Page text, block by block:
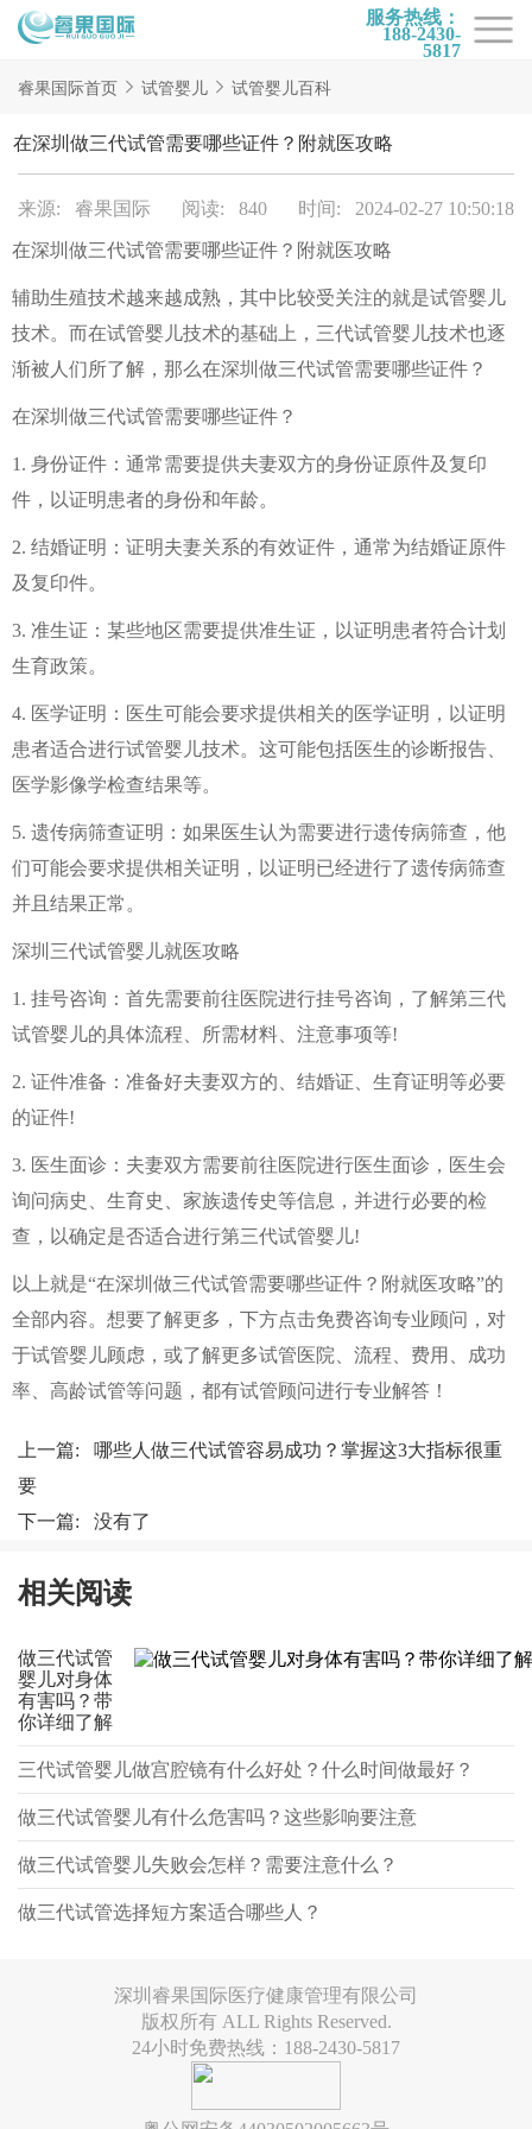
服务热线：
188-2430-
5817
首页
试管项目
试管百科
睿果国际
睿果国际首页 试管婴儿 试管婴儿百科
在深圳做三代试管需要哪些证件？附就医攻略
来源: 睿果国际 阅读: 840 时间: 2024-02-27 10:50:18
在深圳做三代试管需要哪些证件？附就医攻略
辅助生殖技术越来越成熟，其中比较受关注的就是试管婴儿
技术。而在试管婴儿技术的基础上，三代试管婴儿技术也逐
渐被人们所了解，那么在深圳做三代试管需要哪些证件？
在深圳做三代试管需要哪些证件？
1. 身份证件：通常需要提供夫妻双方的身份证原件及复印
件，以证明患者的身份和年龄。
2. 结婚证明：证明夫妻关系的有效证件，通常为结婚证原件
及复印件。
3. 准生证：某些地区需要提供准生证，以证明患者符合计划
生育政策。
4. 医学证明：医生可能会要求提供相关的医学证明，以证明
患者适合进行试管婴儿技术。这可能包括医生的诊断报告、
医学影像学检查结果等。
5. 遗传病筛查证明：如果医生认为需要进行遗传病筛查，他
们可能会要求提供相关证明，以证明已经进行了遗传病筛查
并且结果正常。
深圳三代试管婴儿就医攻略
1. 挂号咨询：首先需要前往医院进行挂号咨询，了解第三代
试管婴儿的具体流程、所需材料、注意事项等!
2. 证件准备：准备好夫妻双方的、结婚证、生育证明等必要
的证件!
3. 医生面诊：夫妻双方需要前往医院进行医生面诊，医生会
询问病史、生育史、家族遗传史等信息，并进行必要的检
查，以确定是否适合进行第三代试管婴儿!
以上就是“在深圳做三代试管需要哪些证件？附就医攻略”的
全部内容。想要了解更多，下方点击免费咨询专业顾问，对
于试管婴儿顾虑，或了解更多试管医院、流程、费用、成功
率、高龄试管等问题，都有试管顾问进行专业解答！
上一篇: 哪些人做三代试管容易成功？掌握这3大指标很重
要
下一篇: 没有了
相关阅读
做三代试管
婴儿对身体
有害吗？带
你详细了解
三代试管婴儿做宫腔镜有什么好处？什么时间做最好？
做三代试管婴儿有什么危害吗？这些影响要注意
做三代试管婴儿失败会怎样？需要注意什么？
做三代试管选择短方案适合哪些人？
深圳睿果国际医疗健康管理有限公司
版权所有 ALL Rights Reserved.
24小时免费热线：188-2430-5817